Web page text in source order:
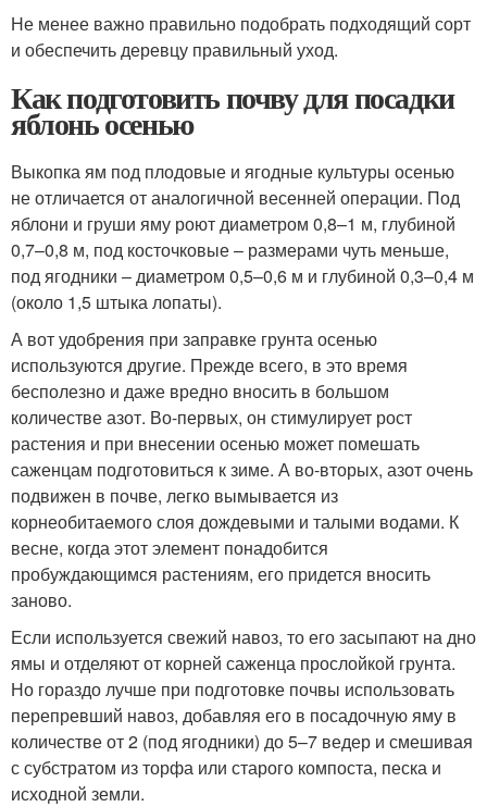
Не менее важно правильно подобрать подходящий сорт
и обеспечить деревцу правильный уход.
Как подготовить почву для посадки
яблонь осенью
Выкопка ям под плодовые и ягодные культуры осенью
не отличается от аналогичной весенней операции. Под
яблони и груши яму роют диаметром 0,8–1 м, глубиной
0,7–0,8 м, под косточковые – размерами чуть меньше,
под ягодники – диаметром 0,5–0,6 м и глубиной 0,3–0,4 м
(около 1,5 штыка лопаты).
А вот удобрения при заправке грунта осенью
используются другие. Прежде всего, в это время
бесполезно и даже вредно вносить в большом
количестве азот. Во-первых, он стимулирует рост
растения и при внесении осенью может помешать
саженцам подготовиться к зиме. А во-вторых, азот очень
подвижен в почве, легко вымывается из
корнеобитаемого слоя дождевыми и талыми водами. К
весне, когда этот элемент понадобится
пробуждающимся растениям, его придется вносить
заново.
Если используется свежий навоз, то его засыпают на дно
ямы и отделяют от корней саженца прослойкой грунта.
Но гораздо лучше при подготовке почвы использовать
перепревший навоз, добавляя его в посадочную яму в
количестве от 2 (под ягодники) до 5–7 ведер и смешивая
с субстратом из торфа или старого компоста, песка и
исходной земли.